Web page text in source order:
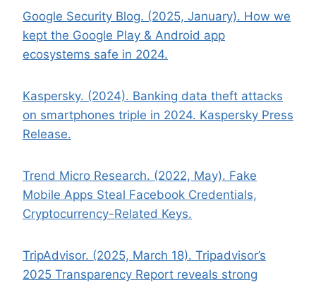
Google Security Blog. (2025, January). How we
kept the Google Play & Android app
ecosystems safe in 2024.
Kaspersky. (2024). Banking data theft attacks
on smartphones triple in 2024. Kaspersky Press
Release.
Trend Micro Research. (2022, May). Fake
Mobile Apps Steal Facebook Credentials,
Cryptocurrency-Related Keys.
TripAdvisor. (2025, March 18). Tripadvisor’s
2025 Transparency Report reveals strong